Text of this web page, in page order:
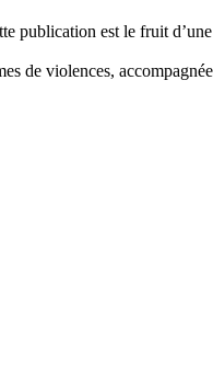
publication est le fruit
de violences,